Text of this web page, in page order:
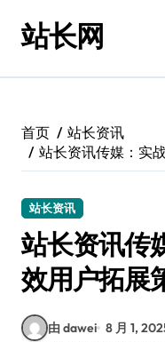
站长网
首页
站长资讯
站长资讯传媒：实
站长资讯
站长资讯传
效用户拓展
由 dawei 8 月 1,